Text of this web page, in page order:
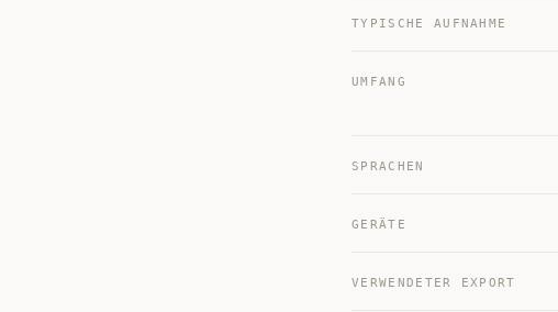
TYPISCHE AUFNAHME
UMFANG
SPRACHEN
GERÄTE
VERWENDETER EXPORT